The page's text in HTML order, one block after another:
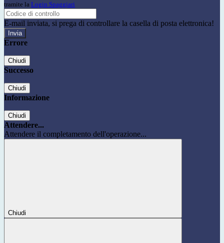
tramite la Login Spaggiari
E-mail inviata, si prega di controllare la casella di posta elettronica!
Errore
Chiudi
Successo
Chiudi
Informazione
Chiudi
Attendere...
Attendere il completamento dell'operazione...
Chiudi